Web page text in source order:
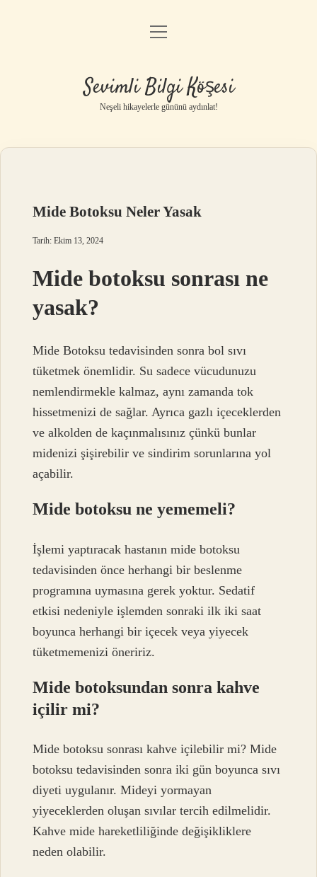
Anasayfa
Yasal Uyarı
menüyü
Sevimli Bilgi Köşesi
Neşeli hikayelerle gününü aydınlat!
Mide Botoksu Neler Yasak
Tarih: Ekim 13, 2024
Mide botoksu sonrası ne
yasak?
Mide Botoksu tedavisinden sonra bol sıvı
tüketmek önemlidir. Su sadece vücudunuzu
nemlendirmekle kalmaz, aynı zamanda tok
hissetmenizi de sağlar. Ayrıca gazlı içeceklerden
ve alkolden de kaçınmalısınız çünkü bunlar
midenizi şişirebilir ve sindirim sorunlarına yol
açabilir.
Mide botoksu ne yememeli?
İşlemi yaptıracak hastanın mide botoksu
tedavisinden önce herhangi bir beslenme
programına uymasına gerek yoktur. Sedatif
etkisi nedeniyle işlemden sonraki ilk iki saat
boyunca herhangi bir içecek veya yiyecek
tüketmemenizi öneririz.
Mide botoksundan sonra kahve
içilir mi?
Mide botoksu sonrası kahve içilebilir mi? Mide
botoksu tedavisinden sonra iki gün boyunca sıvı
diyeti uygulanır. Mideyi yormayan
yiyeceklerden oluşan sıvılar tercih edilmelidir.
Kahve mide hareketliliğinde değişikliklere
neden olabilir.